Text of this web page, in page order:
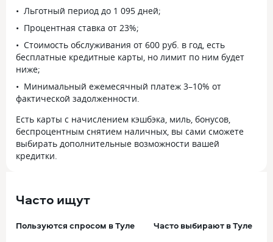
Льготный период до 1 095 дней;
Процентная ставка от 23%;
Стоимость обслуживания от 600 руб. в год, есть
бесплатные кредитные карты, но лимит по ним будет
ниже;
Минимальный ежемесячный платеж 3–10% от
фактической задолженности.
Есть карты с начислением кэшбэка, миль, бонусов,
беспроцентным снятием наличных, вы сами сможете
выбирать дополнительные возможности вашей
кредитки.
Часто ищут
Пользуются спросом в Туле Часто выбирают в Туле